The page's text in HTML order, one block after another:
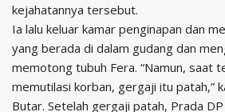
kejahatannya tersebut.
Ia lalu keluar kamar penginapan dan
yang berada di dalam gudang dan
memotong tubuh Fera. “Namun, saat
memutilasi korban, gergaji itu patah,”
Butar. Setelah gergaji patah, Prada